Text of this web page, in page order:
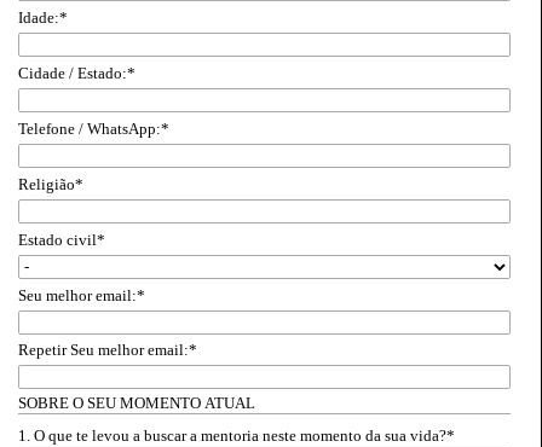
Idade:*
Cidade / Estado:*
Telefone / WhatsApp:*
Religião*
Estado civil*
Seu melhor email:*
Repetir Seu melhor email:*
SOBRE O SEU MOMENTO ATUAL
1. O que te levou a buscar a mentoria neste momento da sua vida?*